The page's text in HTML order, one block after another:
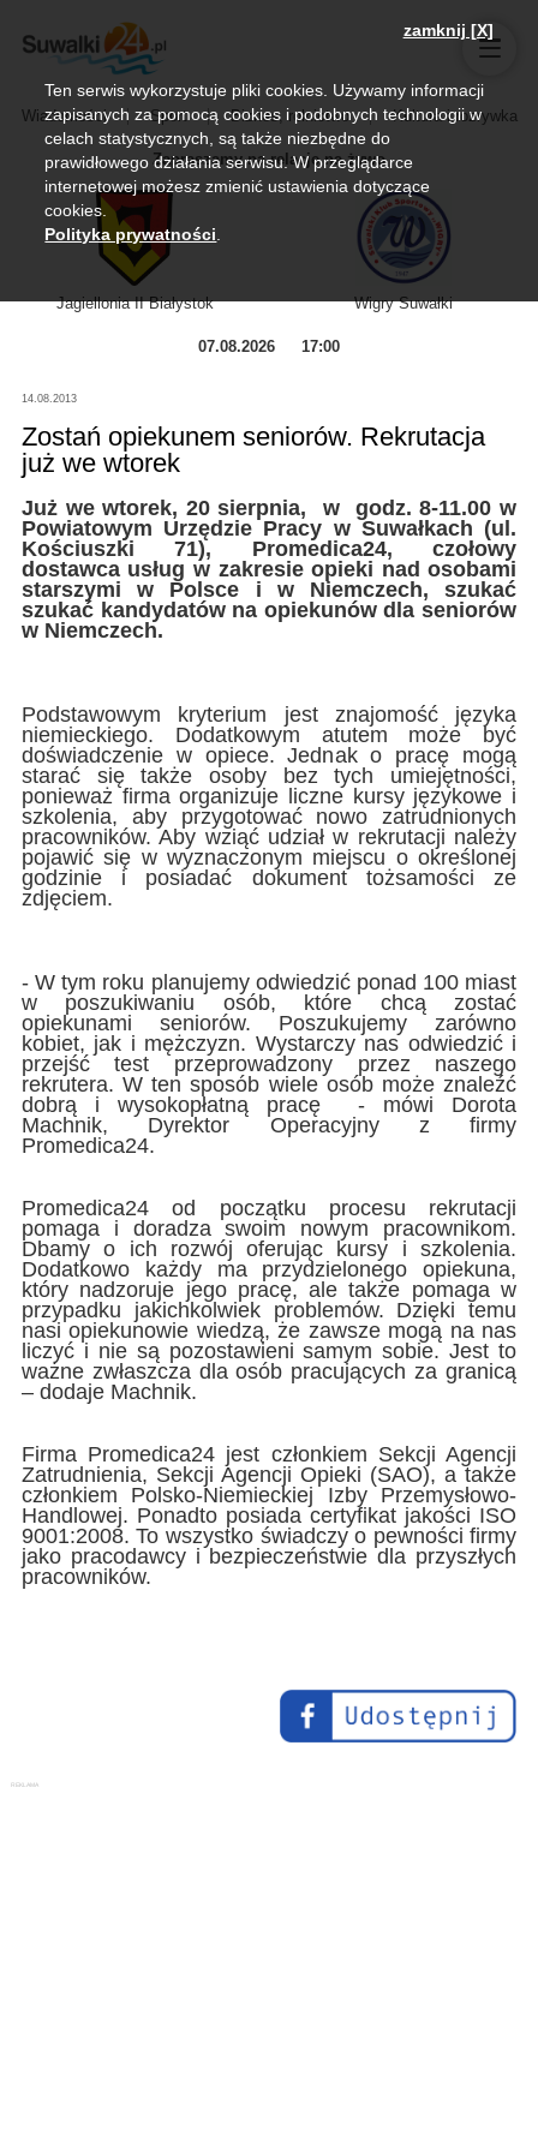
Wiadomości Sport Biznes, rolnictwo Kultura i rozrywka
Zapraszamy na relację na żywo
Jagiellonia II Białystok Wigry Suwałki
07.08.2026 17:00
14.08.2013
Zostań opiekunem seniorów. Rekrutacja
już we wtorek
Już we wtorek, 20 sierpnia, w godz. 8-11.00 w
Powiatowym Urzędzie Pracy w Suwałkach (ul.
Kościuszki 71), Promedica24, czołowy
dostawca usług w zakresie opieki nad osobami
starszymi w Polsce i w Niemczech, szukać
szukać kandydatów na opiekunów dla seniorów
w Niemczech.
Podstawowym kryterium jest znajomość języka
niemieckiego. Dodatkowym atutem może być
doświadczenie w opiece. Jednak o pracę mogą
starać się także osoby bez tych umiejętności,
ponieważ firma organizuje liczne kursy językowe i
szkolenia, aby przygotować nowo zatrudnionych
pracowników. Aby wziąć udział w rekrutacji należy
pojawić się w wyznaczonym miejscu o określonej
godzinie i posiadać dokument tożsamości ze
zdjęciem.
- W tym roku planujemy odwiedzić ponad 100 miast
w poszukiwaniu osób, które chcą zostać
opiekunami seniorów. Poszukujemy zarówno
kobiet, jak i mężczyzn. Wystarczy nas odwiedzić i
przejść test przeprowadzony przez naszego
rekrutera. W ten sposób wiele osób może znaleźć
dobrą i wysokopłatną pracę - mówi Dorota
Machnik, Dyrektor Operacyjny z firmy
Promedica24.
Promedica24 od początku procesu rekrutacji
pomaga i doradza swoim nowym pracownikom.
Dbamy o ich rozwój oferując kursy i szkolenia.
Dodatkowo każdy ma przydzielonego opiekuna,
który nadzoruje jego pracę, ale także pomaga w
przypadku jakichkolwiek problemów. Dzięki temu
nasi opiekunowie wiedzą, że zawsze mogą na nas
liczyć i nie są pozostawieni samym sobie. Jest to
ważne zwłaszcza dla osób pracujących za granicą
– dodaje Machnik.
Firma Promedica24 jest członkiem Sekcji Agencji
Zatrudnienia, Sekcji Agencji Opieki (SAO), a także
członkiem Polsko-Niemieckiej Izby Przemysłowo-
Handlowej. Ponadto posiada certyfikat jakości ISO
9001:2008. To wszystko świadczy o pewności firmy
jako pracodawcy i bezpieczeństwie dla przyszłych
pracowników.
zamknij [X]
Ten serwis wykorzystuje pliki cookies. Używamy informacji
zapisanych za pomocą cookies i podobnych technologii w
celach statystycznych, są także niezbędne do
prawidłowego działania serwisu. W przeglądarce
internetowej możesz zmienić ustawienia dotyczące
cookies.
Polityka prywatności